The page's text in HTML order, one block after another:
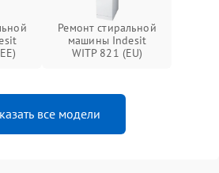
Ремонт стиральной
машины Indesit
WITP 821 (EU)
все модели